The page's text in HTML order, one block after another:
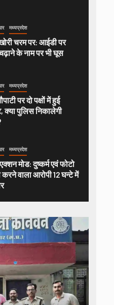
मध्यप्रदेश
चरम पर: आईडी पर
के नाम पर भी घूस
मध्यप्रदेश
पर दो पक्षों में हुई
क्या पुलिस निकालेगी
मध्यप्रदेश
मोड: दुष्कर्म एवं फोटो
वाला आरोपी 12 घन्टे में